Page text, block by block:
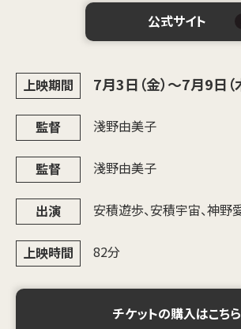
公式サイト
上映期間 7月3日（金）～7月9日（
監督 淺野由美子
監督 淺野由美子
出演 安積遊歩、安積宇宙、神野
上映時間 82分
チケットの購入はこちら